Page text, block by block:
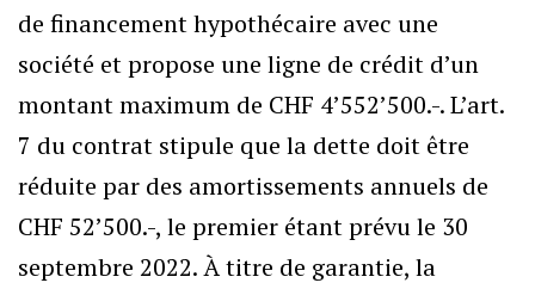
de financement hypothécaire avec une
société et propose une ligne de crédit d’un
montant maximum de CHF 4’552’500.-. L’art.
7 du contrat stipule que la dette doit être
réduite par des amortissements annuels de
CHF 52’500.-, le premier étant prévu le 30
septembre 2022. À titre de garantie, la